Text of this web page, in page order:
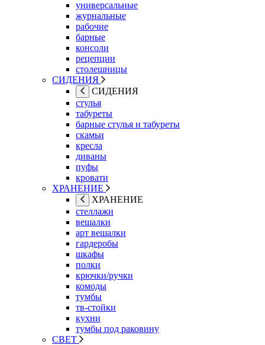
универсальные
журнальные
рабочие
барные
консоли
рецепции
столешницы
СИДЕНИЯ
СИДЕНИЯ
стулья
табуреты
барные стулья и табуреты
скамьи
кресла
диваны
пуфы
кровати
ХРАНЕНИЕ
ХРАНЕНИЕ
стеллажи
вешалки
арт вешалки
гардеробы
шкафы
полки
крючки/ручки
комоды
тумбы
тв-стойки
кухни
тумбы под раковину
СВЕТ